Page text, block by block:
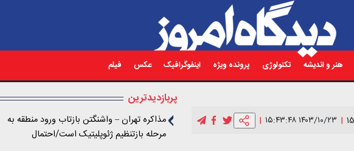
هنر و اندیشه تکنولوژی پرونده ویژه اینفوگرافیک عکس فیلم
۱۴۰۳/۱۰/۲۳ ۱۵:۴۳:۴۸
پربازدیدترین
مذاکره تهران – واشنگتن بازتاب ورود منطقه به
مرحله‌ بازتنظیم ژئوپلیتیک است/احتمال